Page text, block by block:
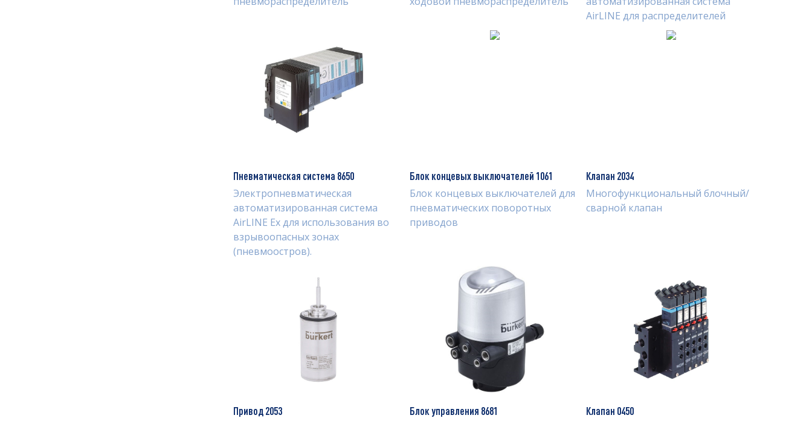
AirLINE для распределителей
Пневматическая система 8650
Электропневматическая
автоматизированная система
AirLINE Ex для использования во
взрывоопасных зонах
(пневмоостров).
Блок концевых выключателей 1061
Блок концевых выключателей для
пневматических поворотных
приводов
Клапан 2034
Многофункциональный блочный/
сварной клапан
Привод 2053 Блок управления 8681 Клапан 0450